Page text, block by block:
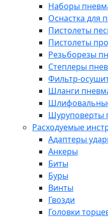
Наборы
Оснастка для
Пистолеты
Пистолеты
Резьборезы
Степлеры
Фильтр-
Шланги
Шуруповерты
Расходуемые
Адаптеры
Анкеры
Биты
Буры
Винты
Гвозди
Головки